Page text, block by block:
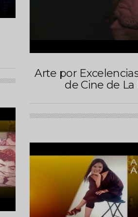
Arte por
de Cine de